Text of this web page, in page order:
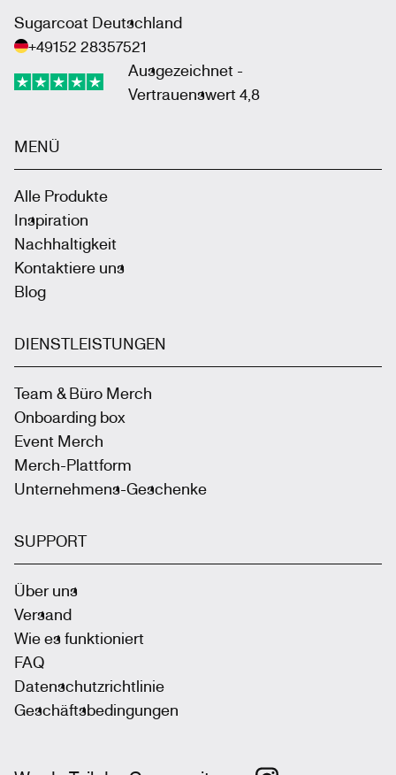
Sugarcoat Deutschland
+49152 28357521
Ausgezeichnet -
Vertrauenswert 4,8
MENÜ
Alle Produkte
Inspiration
Nachhaltigkeit
Kontaktiere uns
Blog
DIENSTLEISTUNGEN
Team & Büro Merch
Onboarding box
Event Merch
Merch-Plattform
Unternehmens-Geschenke
SUPPORT
Über uns
Versand
Wie es funktioniert
FAQ
Datenschutzrichtlinie
Geschäftsbedingungen